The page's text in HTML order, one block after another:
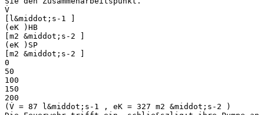
V̇
[l&middot;s-1 ]
(eK )HB
[m2 &middot;s-2 ]
(eK )SP
[m2 &middot;s-2 ]
0
50
100
150
200
(V̇ = 87 l&middot;s-1 , eK = 327 m2 &middot;s-2 )